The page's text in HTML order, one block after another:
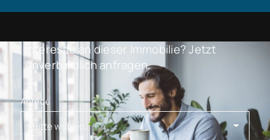
Interesse an dieser Immobilie? Jetzt
unverbindlich anfragen.
Anrede